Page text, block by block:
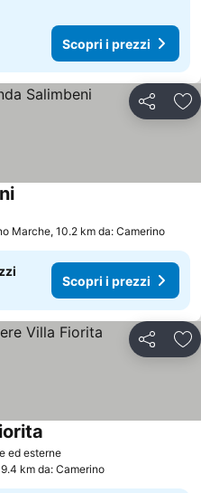
Scopri i prezzi
Condividi
Marche, 10.2 km da: Camerino
Scopri i prezzi
Condividi
ed esterne
km da: Camerino